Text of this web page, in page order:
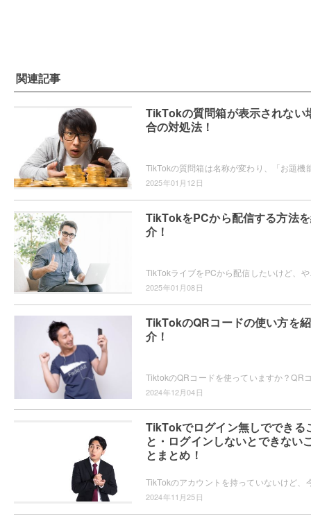
関連記事
TikTokの質問箱が表示されない
合の対処法！
2025年01月12日
TikTokをPCから配信する方法
介！
TikTokライブをPCから配信した
2025年01月08日
TikTokのQRコードの使い方を紹
介！
2024年12月04日
TikTokでログイン無しでできる
と・ログインしないとできない
とまとめ！
2024年11月25日